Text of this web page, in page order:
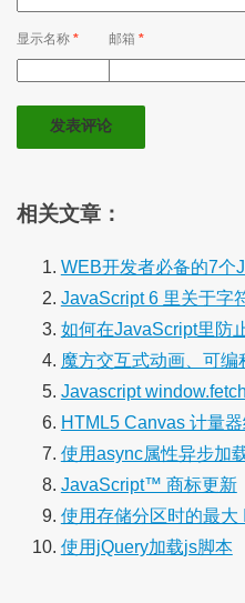
显示名称 * 邮箱*
相关文章：
WEB开发者必备的7个
JavaScript 6 里关于字
如何在JavaScript里防
魔方交互式动画、可
Javascript window.fetch
HTML5 Canvas 计量
使用async属性异步加
JavaScript™ 商标更新
使用存储分区时的最大
使用jQuery加载js脚本